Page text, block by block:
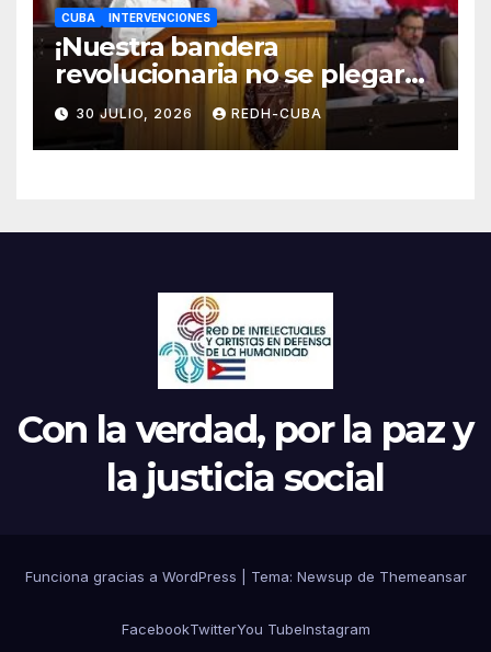
CUBA INTERVENCIONES
¡Nuestra bandera
revolucionaria no se plegará
jamás! Por Bruno Rodríguez
Parrilla
30 JULIO, 2026 REDH-CUBA
Con la verdad, por la paz y
la justicia social
Funciona gracias a WordPress Tema: Newsup de Themeansar
FacebookTwitterYou TubeInstagram